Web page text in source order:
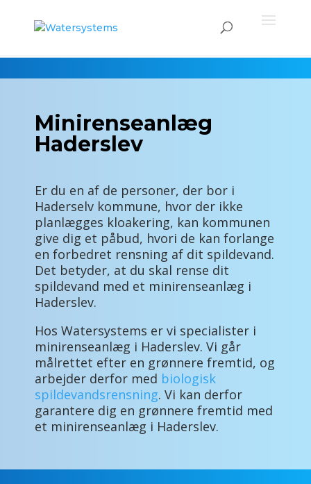
Minirenseanlæg
Haderslev
Er du en af de personer, der bor i
Haderselv kommune, hvor der ikke
planlægges kloakering, kan kommunen
give dig et påbud, hvori de kan forlange
en forbedret rensning af dit spildevand.
Det betyder, at du skal rense dit
spildevand med et minirenseanlæg i
Haderslev.
Hos Watersystems er vi specialister i
minirenseanlæg i Haderslev. Vi går
målrettet efter en grønnere fremtid, og
arbejder derfor med biologisk
spildevandsrensning. Vi kan derfor
garantere dig en grønnere fremtid med
et minirenseanlæg i Haderslev.